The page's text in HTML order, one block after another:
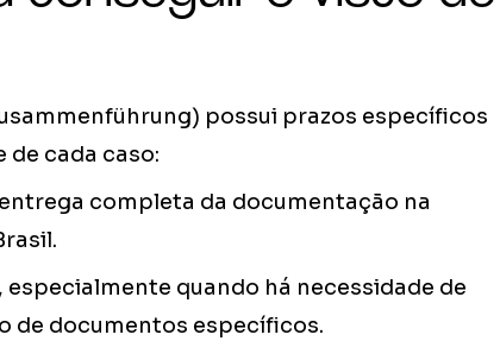
possui prazos específicos
cada caso:
completa da documentação na
especialmente quando há necessidade de
de documentos específicos.